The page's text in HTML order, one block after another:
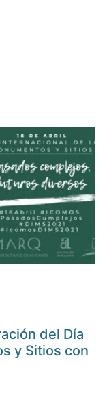
del Día
y Sitios con